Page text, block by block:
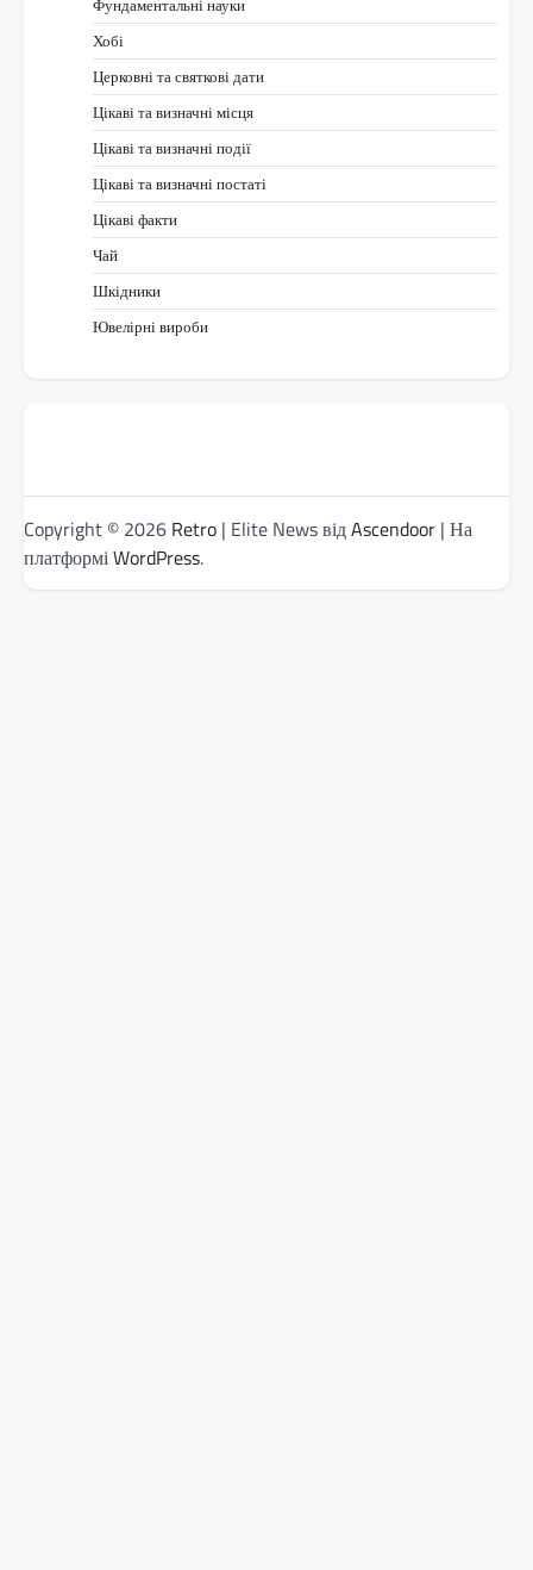
Хобі
Церковні та святкові дати
Цікаві та визначні місця
Цікаві та визначні події
Цікаві та визначні постаті
Цікаві факти
Чай
Шкідники
Ювелірні вироби
Copyright © 2026 Retro | Elite News відAscendoor | На
платформіWordPress.